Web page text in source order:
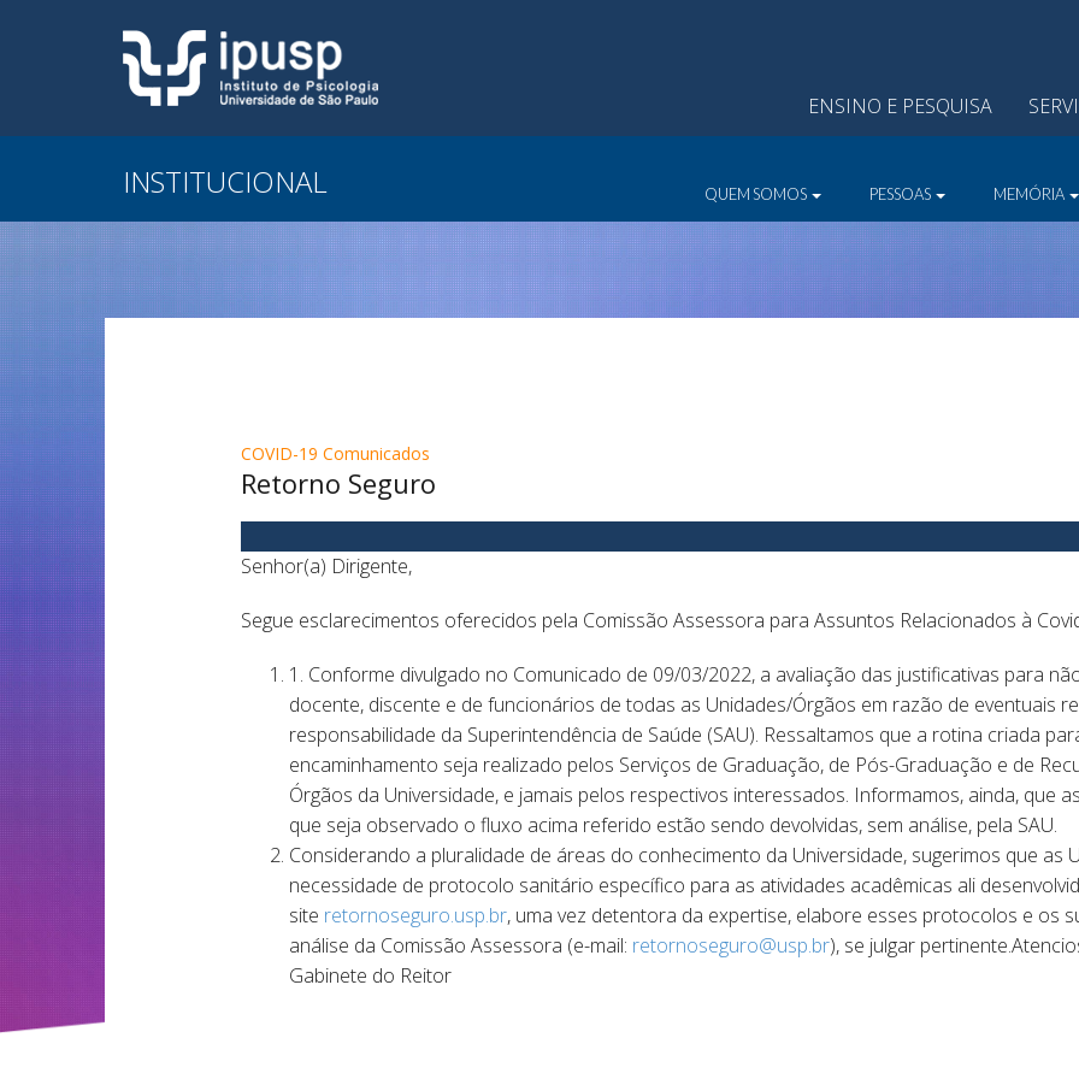
ENSINO E PESQUISA
INSTITUCIONAL QUEM SOMOS PESSOAS MEMÓRIA
COVID-19 Comunicados
Retorno Seguro
Senhor(a) Dirigente,
Segue esclarecimentos oferecidos pela Comissão Assessora para Assuntos Relacionados à
1. Conforme divulgado no Comunicado de 09/03/2022, a avaliação das justificativas para
docente, discente e de funcionários de todas as Unidades/Órgãos em razão de eventuais
responsabilidade da Superintendência de Saúde (SAU). Ressaltamos que a rotina criada
encaminhamento seja realizado pelos Serviços de Graduação, de Pós-Graduação e de
Órgãos da Universidade, e jamais pelos respectivos interessados. Informamos, ainda, que
que seja observado o fluxo acima referido estão sendo devolvidas, sem análise, pela SAU.
Considerando a pluralidade de áreas do conhecimento da Universidade, sugerimos que as
necessidade de protocolo sanitário específico para as atividades acadêmicas ali
site retornoseguro.usp.br, uma vez detentora da expertise, elabore esses protocolos e os
análise da Comissão Assessora (e-mail: retornoseguro@usp.br), se julgar
Gabinete do Reitor